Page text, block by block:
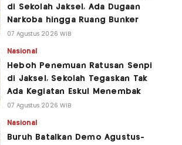
di Sekolah Jaksel, Ada Dugaan
Narkoba hingga Ruang Bunker
07 Agustus 2026 WIB
Nasional
Heboh Penemuan Ratusan Senpi
di Jaksel, Sekolah Tegaskan Tak
Ada Kegiatan Eskul Menembak
07 Agustus 2026 WIB
Nasional
Buruh Batalkan Demo Agustus-